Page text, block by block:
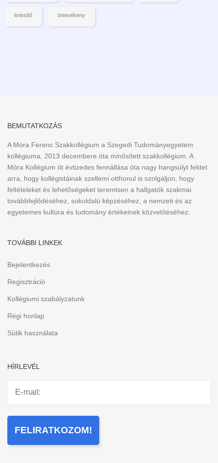
értesítő öntevékeny
BEMUTATKOZÁS
A Móra Ferenc Szakkollégium a Szegedi Tudományegyetem
kollégiuma, 2013 decembere óta minősített szakkollégium. A
Móra Kollégium öt évtizedes fennállása óta nagy hangsúlyt fektet
arra, hogy kollégistáinak szellemi otthonul is szolgáljon, hogy
feltételeket és lehetőségeket teremtsen a hallgatók szakmai
továbbfejlődéséhez, sokoldalú képzéséhez, a nemzeti és az
egyetemes kultúra és tudomány értékeinek közvetítéséhez.
TOVÁBBI LINKEK
Bejelentkezés
Regisztráció
Kollégiumi szabályzatunk
Régi honlap
Sütik használata
HÍRLEVÉL